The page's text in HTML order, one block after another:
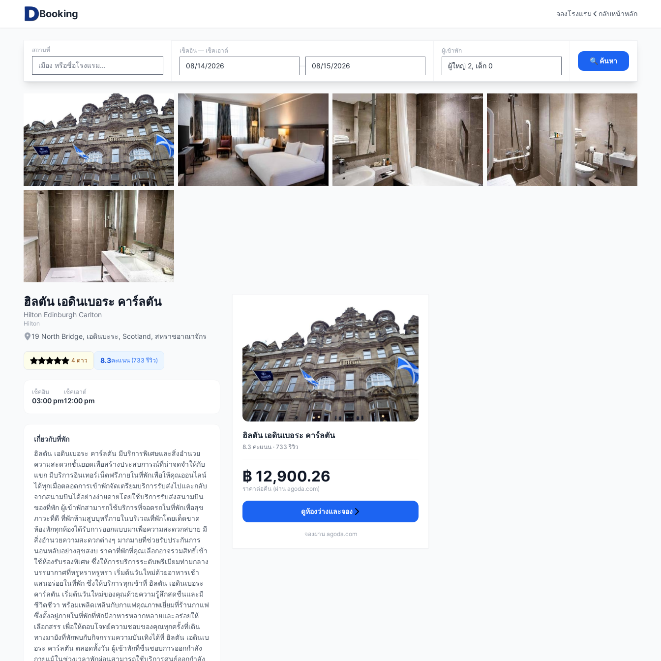
Booking จองโรงแรม กลับหน้าหลัก
สถานที่ เช็คอิน — เช็คเอาต์
—
ผู้เข้าพัก
🔍 ค้นหา
ฮิลตัน เอดินเบอระ คาร์ลตัน
Hilton Edinburgh Carlton
Hilton
19 North Bridge, เอดินบะระ, Scotland, สหราชอาณาจักร
4 ดาว 8.3คะแนน (733 รีวิว)
เช็คอิน
03:00 pm
เช็คเอาต์
12:00 pm
เกี่ยวกับที่พัก
ฮิลตัน เอดินเบอระ คาร์ลตัน มีบริการพิเศษและสิ่งอำนวย
ความสะดวกชั้นยอดเพื่อสร้างประสบการณ์ที่น่าจดจำให้กับ
แขก มีบริการอินเทอร์เน็ตฟรีภายในที่พักเพื่อให้คุณออนไลน์
ได้ทุกเมื่อตลอดการเข้าพักจัดเตรียมบริการรับส่งไปและกลับ
จากสนามบินได้อย่างง่ายดายโดยใช้บริการรับส่งสนามบิน
ของที่พัก ผู้เข้าพักสามารถใช้บริการที่จอดรถในที่พักเพื่อสุข
ภาวะที่ดี ที่พักห้ามสูบบุหรี่ภายในบริเวณที่พักโดยเด็ดขาด
ห้องพักทุกห้องได้รับการออกแบบมาเพื่อความสะดวกสบาย มี
สิ่งอำนวยความสะดวกต่างๆ มากมายที่ช่วยรับประกันการ
นอนหลับอย่างสุขสงบ ราคาที่พักที่คุณเลือกอาจรวมสิทธิ์เข้า
ใช้ห้องรับรองพิเศษ ซึ่งให้การบริการระดับพรีเมียมท่ามกลาง
บรรยากาศที่หรูหราหรูหรา เริ่มต้นวันใหม่ด้วยอาหารเช้า
แสนอร่อยในที่พัก ซึ่งให้บริการทุกเช้าที่ ฮิลตัน เอดินเบอระ
คาร์ลตัน เริ่มต้นวันใหม่ของคุณด้วยความรู้สึกสดชื่นและมี
ชีวิตชีวา พร้อมเพลิดเพลินกับกาแฟคุณภาพเยี่ยมที่ร้านกาแฟ
ซึ่งตั้งอยู่ภายในที่พักที่พักมีอาหารหลากหลายและอร่อยให้
เลือกสรร เพื่อให้ตอบโจทย์ความชอบของคุณทุกครั้งที่เดิน
ทางมายังที่พักพบกับกิจกรรมความบันเทิงได้ที่ ฮิลตัน เอดินเบ
อระ คาร์ลตัน ตลอดทั้งวัน ผู้เข้าพักที่ชื่นชอบการออกกำลัง
กายแม้ในช่วงเวลาพักผ่อนสามารถใช้บริการศูนย์ออกกำลัง
ฮิลตัน เอดินเบอระ คาร์ลตัน
8.3 คะแนน · 733 รีวิว
฿ 12,900.26
ราคาต่อคืน (ผ่าน agoda.com)
ดูห้องว่างและจอง
จองผ่าน agoda.com